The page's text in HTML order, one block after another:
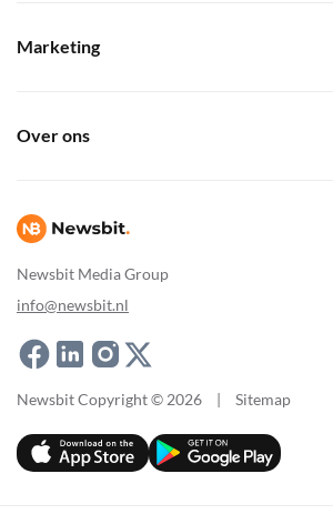
Newsbit Media Group
info@newsbit.nl
Marketing
Over ons
Newsbit Copyright © 2026 | Sitemap